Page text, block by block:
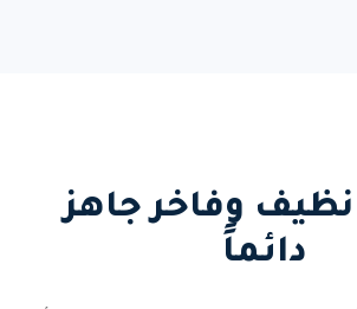
وفاخر جاهز
دائماً